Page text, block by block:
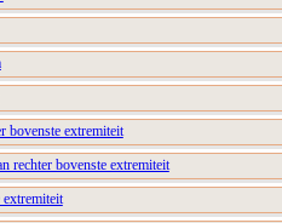
bovenste extremiteit
rechter bovenste extremiteit
extremiteit